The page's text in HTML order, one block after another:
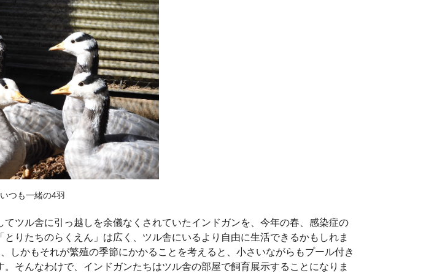
いつも一緒の4羽
ツル舎に引っ越しを余儀なくされていたインドガンを、今年の春、感染症の
りたちのらくえん」は広く、ツル舎にいるより自由に生活できるかもしれま
しかもそれが繁殖の季節にかかることを考えると、小さいながらもプール付き
そんなわけで、インドガンたちはツル舎の部屋で飼育展示することになりま